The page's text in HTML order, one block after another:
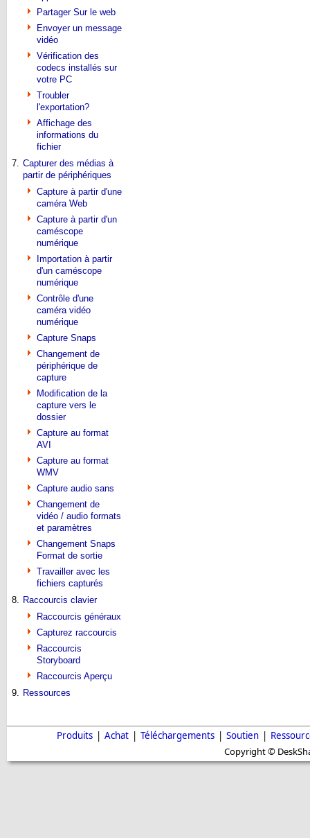
Partager Sur le web
Envoyer un message
vidéo
Vérification des
codecs installés sur
votre PC
Troubler
l'exportation?
Affichage des
informations du
fichier
7. Capturer des médias à
partir de périphériques
Capture à partir d'une
caméra Web
Capture à partir d'un
caméscope
numérique
Importation à partir
d'un caméscope
numérique
Contrôle d'une
caméra vidéo
numérique
Capture Snaps
Changement de
périphérique de
capture
Modification de la
capture vers le
dossier
Capture au format
AVI
Capture au format
WMV
Capture audio sans
Changement de
vidéo / audio formats
et paramètres
Changement Snaps
Format de sortie
Travailler avec les
fichiers capturés
8. Raccourcis clavier
Raccourcis généraux
Capturez raccourcis
Raccourcis
Storyboard
Raccourcis Aperçu
9. Ressources
Produits | Achat | Téléchargements | Soutien |
Copyright ©